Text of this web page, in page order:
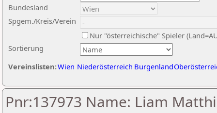
Sortierung
Bundesland
Spgem./Kreis/Verein
Nur "österreichische" Spieler
Vereinslisten:Wien Niederösterreich Burgenland
Pnr:137973 Name: Liam